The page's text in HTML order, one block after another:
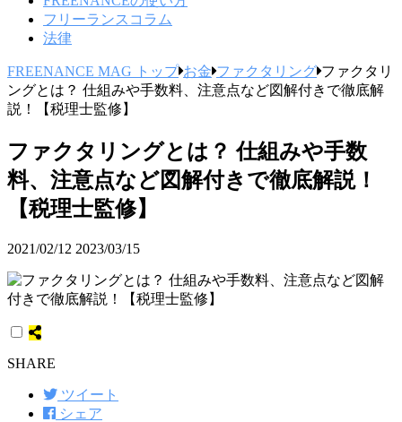
フリーランスコラム
法律
FREENANCE MAG トップ お金 ファクタリング ファクタリ
ングとは？ 仕組みや手数料、注意点など図解付きで徹底解
説！【税理士監修】
ファクタリングとは？ 仕組みや手数
料、注意点など図解付きで徹底解説！
【税理士監修】
2021/02/12 2023/03/15
SHARE
ツイート
シェア